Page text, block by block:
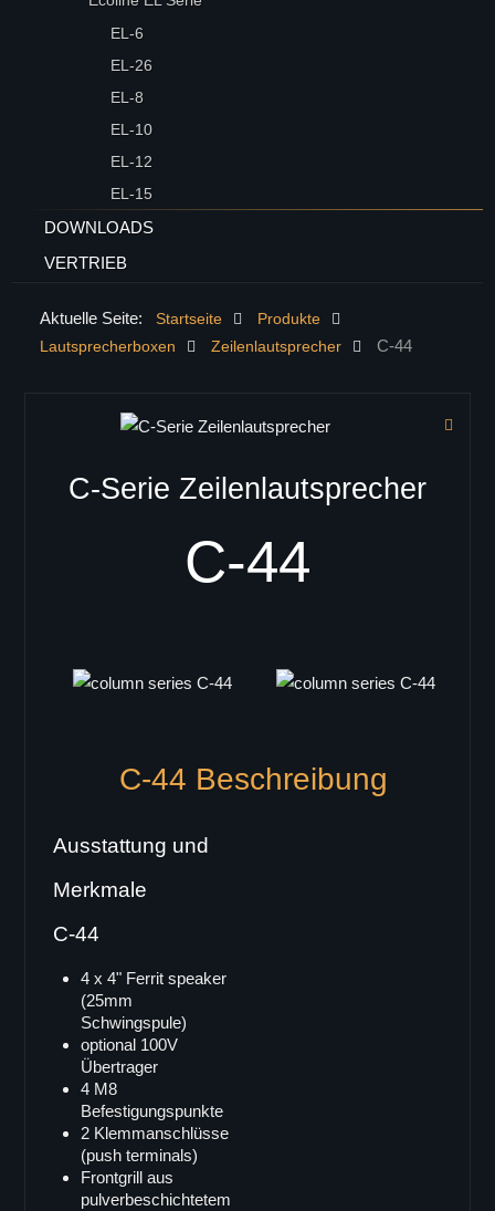
EL-6
EL-26
EL-8
EL-10
EL-12
EL-15
DOWNLOADS
VERTRIEB
Aktuelle Seite: Startseite
Produkte
Lautsprecherboxen
Zeilenlautsprecher C-44
C-Serie Zeilenlautsprecher
C-44
C-44 Beschreibung
Ausstattung und
Merkmale
C-44
4 x 4" Ferrit speaker
(25mm
Schwingspule)
optional 100V
Übertrager
4 M8
Befestigungspunkte
2 Klemmanschlüsse
(push terminals)
Frontgrill aus
pulverbeschichtetem